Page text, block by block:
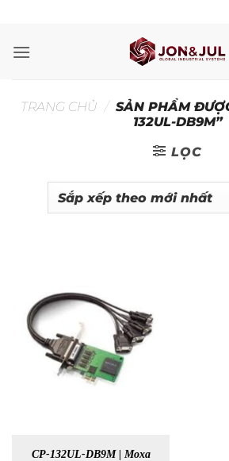
nội
TRANG CHỦ / SẢN PHẨM
132UL-DB9M”
LỌC
CP-132UL-DB9M | Moxa